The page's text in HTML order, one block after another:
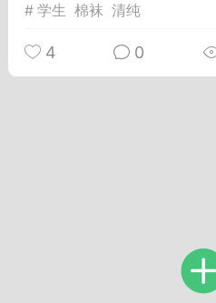
# 学生 棉袜 清纯
4 0